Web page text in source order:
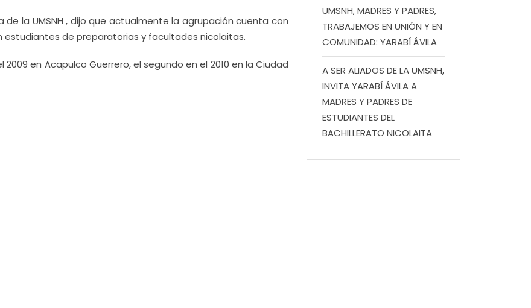
la UMSNH , dijo que actualmente la agrupación cuenta con
estudiantes de preparatorias y facultades nicolaitas.
en Acapulco Guerrero, el segundo en el 2010 en la Ciudad
UMSNH, MADRES Y PADRES,
TRABAJEMOS EN UNIÓN Y EN
COMUNIDAD: YARABÍ ÁVILA
A SER ALIADOS DE LA UMSNH,
INVITA YARABÍ ÁVILA A
MADRES Y PADRES DE
ESTUDIANTES DEL
BACHILLERATO NICOLAITA